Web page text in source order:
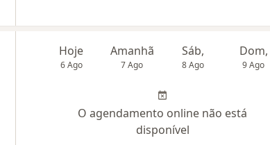
Hoje
6 Ago
Amanhã
7 Ago
Sáb,
8 Ago
Dom,
9 Ago
O agendamento online não está
disponível